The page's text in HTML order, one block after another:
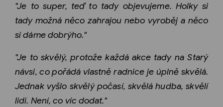
"Je to super, teď to tady objevujeme. Holky si
tady možná něco zahrajou nebo vyroběj a něco
si dáme dobrýho."
"Je to skvělý, protože každá akce tady na Starý
návsi, co pořádá vlastně radnice je úplně skvělá.
Jednak vyšlo skvělý počasí, skvělá hudba, skvělí
lidi. Není, co víc dodat."